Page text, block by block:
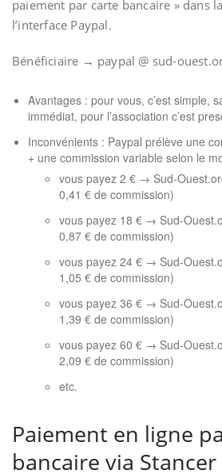
paiement par carte bancaire » dans
l’interface Paypal.
Bénéficiaire → paypal @ sud-
Avantages : pour vous, c’est simple,
immédiat, pour l’association c’est
Inconvénients : Paypal prélève une
+ une commission variable selon le
vous payez 2 € → Sud-
0,41 € de commission)
vous payez 18 € → Sud-
0,87 € de commission)
vous payez 24 € → Sud-
1,05 € de commission)
vous payez 36 € → Sud-
1,39 € de commission)
vous payez 60 € → Sud-
2,09 € de commission)
etc.
Paiement en ligne
bancaire via Stancer